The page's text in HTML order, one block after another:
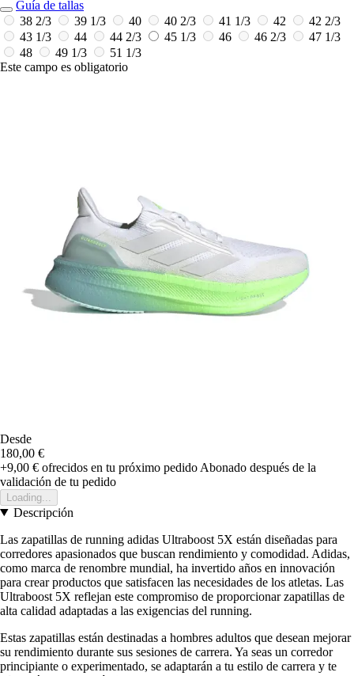
Guía de tallas
38 2/3
39 1/3 40 40 2/3 41 1/3 42
42 2/3
43 1/3
44 44 2/3 45 1/3 46 46 2/3
47 1/3
48
49 1/3
51 1/3
Este campo es obligatorio
Desde
180,00 €
+9,00 € ofrecidos en tu próximo pedido Abonado después de la
validación de tu pedido
Loading...
Descripción
Las zapatillas de running adidas Ultraboost 5X están diseñadas para
corredores apasionados que buscan rendimiento y comodidad. Adidas,
como marca de renombre mundial, ha invertido años en innovación
para crear productos que satisfacen las necesidades de los atletas. Las
Ultraboost 5X reflejan este compromiso de proporcionar zapatillas de
alta calidad adaptadas a las exigencias del running.
Estas zapatillas están destinadas a hombres adultos que desean mejorar
su rendimiento durante sus sesiones de carrera. Ya seas un corredor
principiante o experimentado, se adaptarán a tu estilo de carrera y te